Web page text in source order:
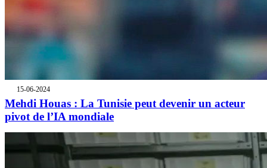
15-06-2024
Mehdi Houas : La Tunisie peut devenir un acteur
pivot de l’IA mondiale